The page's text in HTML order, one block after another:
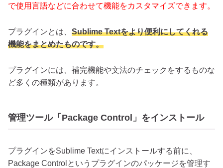
で使用言語などに合わせて機能をカスタマイズできます。
プラグインとは、 Sublime Textをより便利にしてくれる
機能をまとめたものです。
プラグインには、補完機能や文法のチェックをするものな
ど多くの種類があります。
管理ツール「Package Control」をインストール
プラグインをSublime Textにインストールする前に、
Package Controlというプラグインのパッケージを管理す